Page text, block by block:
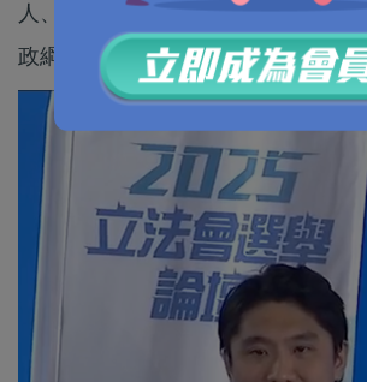
人、商人邱達根，兩人均未報稱政
政綱介紹、必答環節、抽籤回答及總